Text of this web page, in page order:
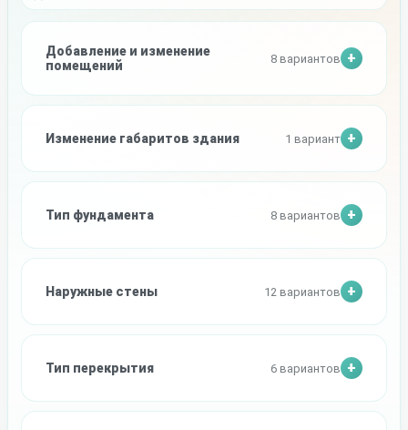
Добавление и изменение
помещений
8 вариантов
Изменение габаритов здания 1 вариант
Тип фундамента 8 вариантов
Наружные стены 12 вариантов
Тип перекрытия 6 вариантов